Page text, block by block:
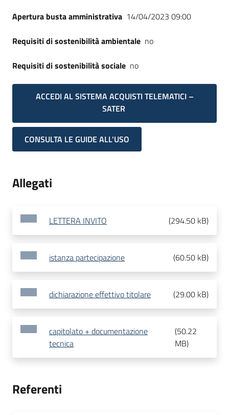
Apertura busta amministrativa 14/04/2023 09:00
Requisiti di sostenibilità ambientale no
Requisiti di sostenibilità sociale no
ACCEDI AL SISTEMA ACQUISTI TELEMATICI –
SATER
CONSULTA LE GUIDE ALL'USO
Allegati
LETTERA INVITO (294.50 kB)
istanza partecipazione (60.50 kB)
dichiarazione effettivo titolare (29.00 kB)
capitolato + documentazione
tecnica
(50.22
MB)
Referenti